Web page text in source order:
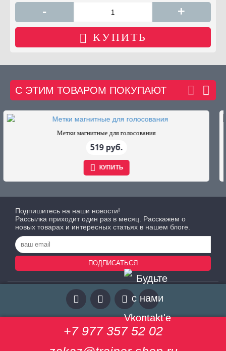
- +
КУПИТЬ
С ЭТИМ ТОВАРОМ ПОКУПАЮТ
Метки магнитные для голосования
519 руб.
КУПИТЬ
Подпишитесь на наши новости!
Рассылка приходит один раз в месяц. Расскажем о
новых товарах и интересных статьях в нашем блоге.
ПОДПИСАТЬСЯ
+7 977 357 52 02